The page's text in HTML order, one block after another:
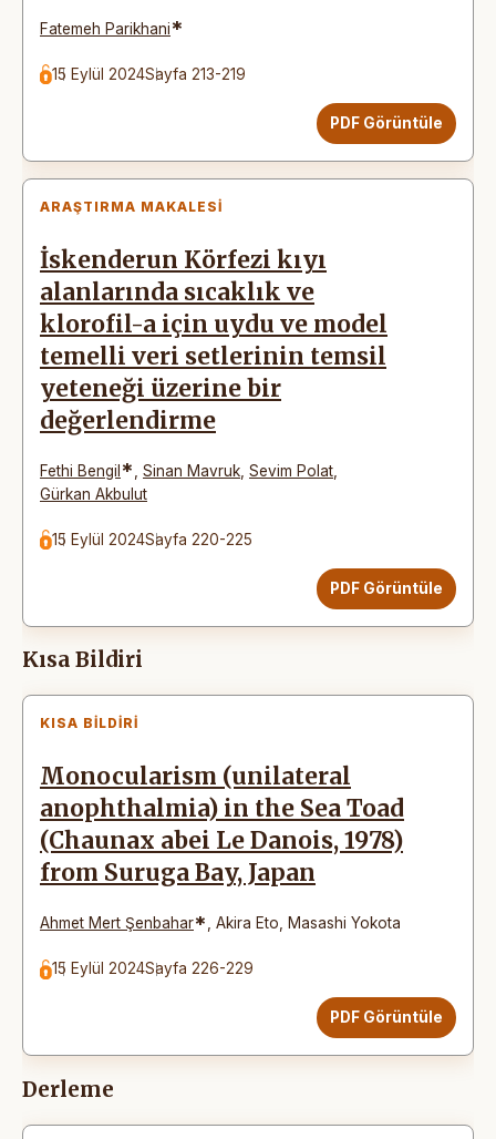
Fatemeh Parikhani*
15 Eylül 2024Sayfa 213-219
PDF Görüntüle
ARAŞTIRMA MAKALESI
İskenderun Körfezi kıyı
alanlarında sıcaklık ve
klorofil-a için uydu ve model
temelli veri setlerinin temsil
yeteneği üzerine bir
değerlendirme
Fethi Bengil * Sinan Mavruk Sevim Polat
Gürkan Akbulut
15 Eylül 2024Sayfa 220-225
PDF Görüntüle
Kısa Bildiri
KISA BILDIRI
Monocularism (unilateral
anophthalmia) in the Sea Toad
(Chaunax abei Le Danois, 1978)
from Suruga Bay, Japan
Ahmet Mert Şenbahar* Akira Eto Masashi Yokota
15 Eylül 2024Sayfa 226-229
PDF Görüntüle
Derleme